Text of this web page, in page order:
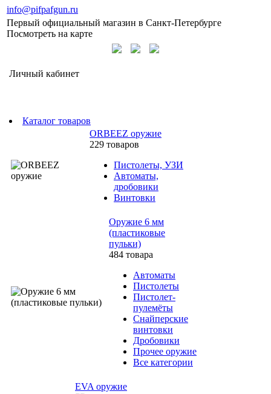
info@pifpafgun.ru
Первый официальный магазин в Санкт-Петербурге
Посмотреть на карте
Личный кабинет
Каталог товаров
ORBEEZ оружие
229 товаров
Пистолеты, УЗИ
Автоматы,
дробовики
Винтовки
Оружие 6 мм
(пластиковые
пульки)
484 товара
Автоматы
Пистолеты
Пистолет-
пулемёты
Снайперские
винтовки
Дробовики
Прочее оружие
Все категории
EVA оружие